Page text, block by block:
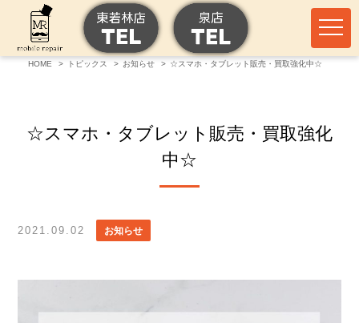
HOME トピックス お知らせ ☆スマホ・タブレット販売・買取強化中☆
☆スマホ・タブレット販売・買取強化
中☆
2021.09.02 お知らせ